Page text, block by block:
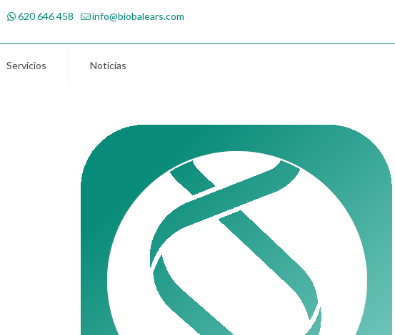
620 646 458 info@biobalears.com
Servicios Noticias